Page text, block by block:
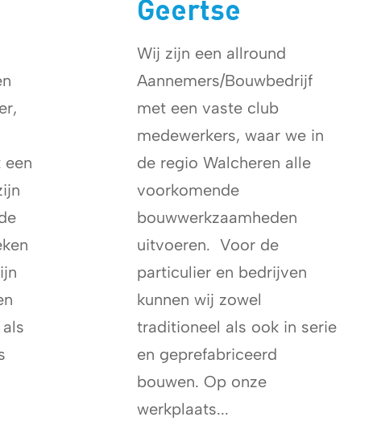
Geertse
Wij zijn een allround
Aannemers/Bouwbedrijf
met een vaste club
medewerkers, waar we in
de regio Walcheren alle
voorkomende
bouwwerkzaamheden
uitvoeren. Voor de
particulier en bedrijven
kunnen wij zowel
traditioneel als ook in serie
en geprefabriceerd
bouwen. Op onze
werkplaats...